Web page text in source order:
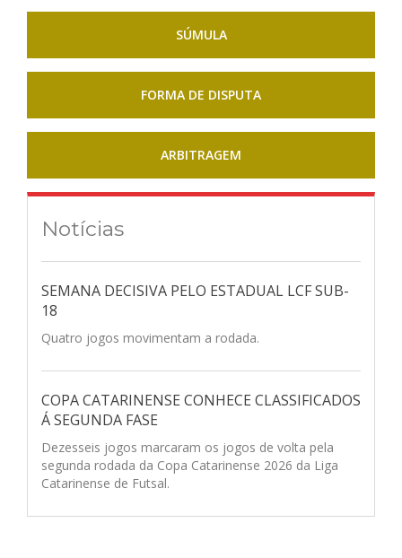
SÚMULA
FORMA DE DISPUTA
ARBITRAGEM
Notícias
SEMANA DECISIVA PELO ESTADUAL LCF SUB-
18
Quatro jogos movimentam a rodada.
COPA CATARINENSE CONHECE CLASSIFICADOS
Á SEGUNDA FASE
Dezesseis jogos marcaram os jogos de volta pela
segunda rodada da Copa Catarinense 2026 da Liga
Catarinense de Futsal.